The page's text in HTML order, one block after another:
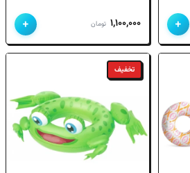
+ ۱,۱۰۰,۰۰۰ تومان +
تخفیف